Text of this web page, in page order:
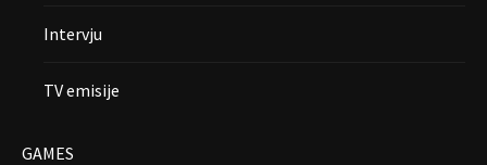
Intervju
TV emisije
GAMES